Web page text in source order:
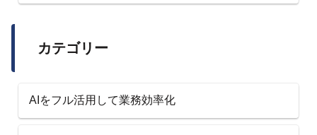
カテゴリー
AIをフル活用して業務効率化